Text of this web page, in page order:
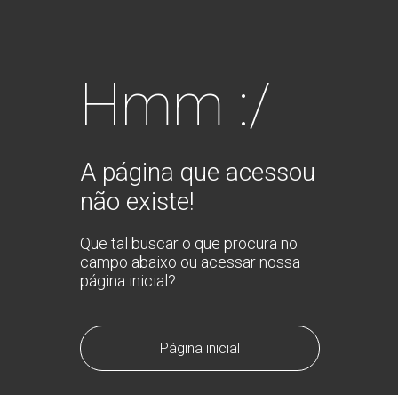
Hmm :/
A página que acessou
não existe!
Que tal buscar o que procura no
campo abaixo ou acessar nossa
página inicial?
Página inicial